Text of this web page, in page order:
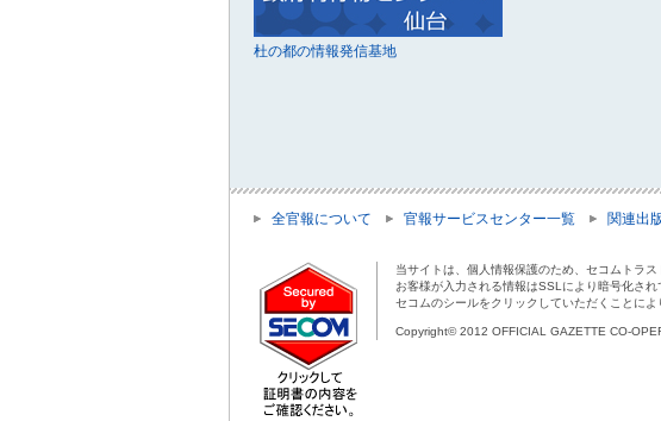
杜の都の情報発信基地
全官報について 官報サービスセンター一覧 関連出
当サイトは、個人情報保護のため、セコムトラ
お客様が入力される情報はSSLにより暗号化さ
セコムのシールをクリックしていただくことによ
Copyright© 2012 OFFICIAL GAZETTE CO-